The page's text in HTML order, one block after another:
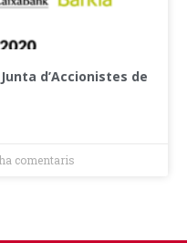
d’Accionistes de
comentaris